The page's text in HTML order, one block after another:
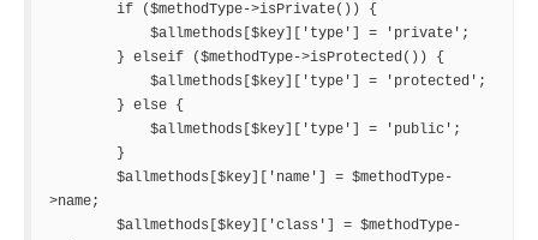
if ($methodType->isPrivate()) {
$allmethods[$key]['type'] = 'private';
} elseif ($methodType->isProtected()) {
$allmethods[$key]['type'] = 'protected';
} else {
$allmethods[$key]['type'] = 'public';
}
$allmethods[$key]['name'] = $methodType-
>name;
$allmethods[$key]['class'] = $methodType-